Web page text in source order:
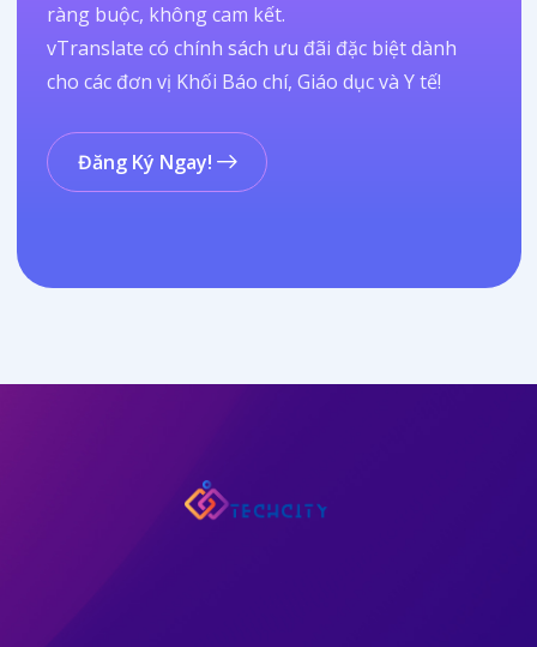
ràng buộc, không cam kết.
vTranslate có chính sách ưu đãi đặc biệt dành
cho các đơn vị Khối Báo chí, Giáo dục và Y tế!
Đăng Ký Ngay!